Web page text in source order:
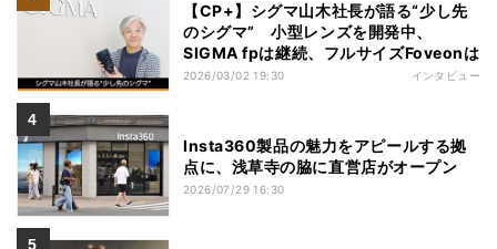
【CP+】シグマ山木社長が語る“少し先
のシグマ” 小型レンズを開発中、
SIGMA fpは継続、フルサイズFoveonは
2026/03/02 19:30 インタビュー
Insta360製品の魅力をアピールする拠
点に、浅草寺の脇に直営店がオープン
2026/07/29 16:30